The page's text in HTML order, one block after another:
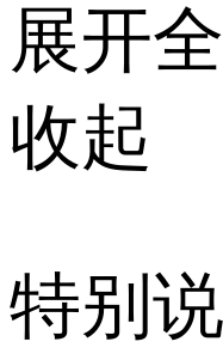
展开
收起
特别